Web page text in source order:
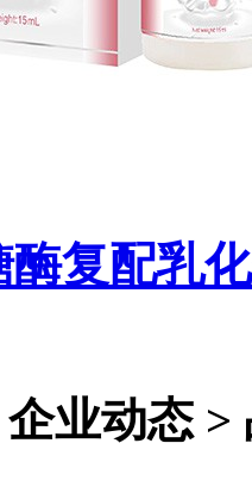
复配乳
业动态 >